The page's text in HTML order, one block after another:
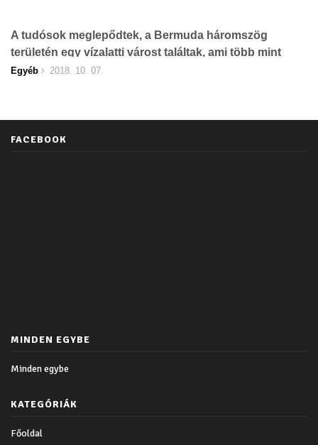
A tudósok meglepődtek, a Bermuda háromszög
területén egy vízalatti várost találtak, ami több mint
200.000 éves!
Egyéb 2018. 10. 07.
FACEBOOK
MINDEN EGYBE
Minden egybe
KATEGÓRIÁK
Főoldal